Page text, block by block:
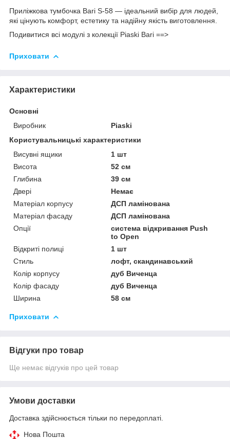
Приліжкова тумбочка Bari S-58 — ідеальний вибір для людей,
які цінують комфорт, естетику та надійну якість виготовлення.
Подивитися всі модулі з колекції Piaski Bari ==>
Приховати
Характеристики
Основні
Виробник
Piaski
Користувальницькі характеристики
Висувні ящики
1 шт
Висота
52 см
Глибина
39 см
Двері
Немає
Матеріал корпусу
ДСП ламінована
Матеріал фасаду
ДСП ламінована
Опції
система відкривання Push
to Open
Відкриті полиці
1 шт
Стиль
лофт, скандинавський
Колір корпусу
дуб Виченца
Колір фасаду
дуб Виченца
Ширина
58 см
Приховати
Відгуки про товар
Ще немає відгуків про цей товар
Умови доставки
Доставка здійснюється тільки по передоплаті.
Нова Пошта